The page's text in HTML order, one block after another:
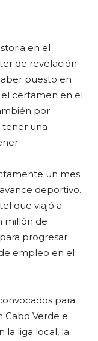
en el
de revelación
puesto en
certamen en el
por
una
un mes
deportivo.
que viajó a
millón de
progresar
empleo en el
para
Cabo Verde e
la liga local, la